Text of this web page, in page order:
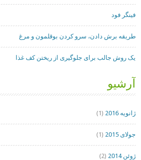
فینگر فود
طریقه برش دادن، سرو کردن بوقلمون و مرغ
یک روش جالب برای جلوگیری از ریختن کف غذا
آرشیو
ژانویه 2016 (1)
جولای 2015 (1)
ژوئن 2014 (2)